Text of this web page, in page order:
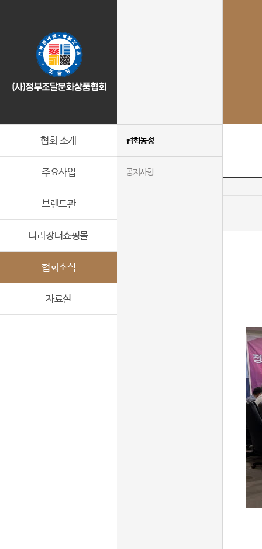
협회 소개
주요사업
브랜드관
나라장터쇼핑몰
협회소식
자료실
협회동정
공지사항
제목
작성일자